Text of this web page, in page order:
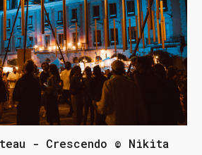
- Crescendo © Nikita